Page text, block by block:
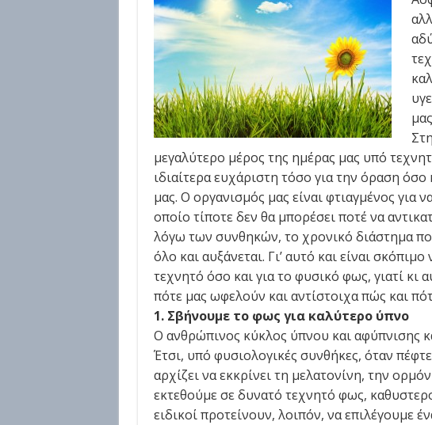
μεγαλύτερο μέρος της ημέρας μας υπό
ιδιαίτερα ευχάριστη τόσο για την όραση όσο
μας. Ο οργανισμός μας είναι φτιαγμένος για
οποίο τίποτε δεν θα μπορέσει ποτέ να
λόγω των συνθηκών, το χρονικό διάστημα
όλο και αυξάνεται. Γι’ αυτό και είναι
τεχνητό όσο και για το φυσικό φως, γιατί κι
πότε μας ωφελούν και αντίστοιχα πώς και
1. Σβήνουμε το φως για καλύτερο ύπνο
Ο ανθρώπινος κύκλος ύπνου και αφύπνισης
Έτσι, υπό φυσιολογικές συνθήκες, όταν
αρχίζει να εκκρίνει τη μελατονίνη, την
εκτεθούμε σε δυνατό τεχνητό φως,
ειδικοί προτείνουν, λοιπόν, να επιλέγουμε